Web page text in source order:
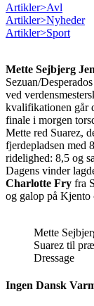
Artikler>Avl
Artikler>Nyheder
Artikler>Sport
Mette Sejbjerg
Sezuan/
ved
kvalifikationen går
finale i morgen
Mette red Suarez,
fjerdepladsen med
ridelighed: 8,5 og
Dagens vinder
Charlotte Fry fra
og galop på Kjento
Mette
Suarez til
Dressage
Ingen Dansk